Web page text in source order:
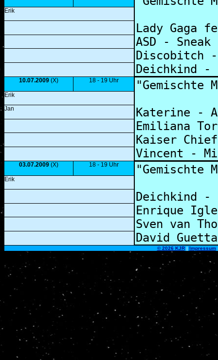
Erik
10.07.2009 (X) 18 - 19 Uhr
Erik
Jan
03.07.2009 (X) 18 - 19 Uhr
Erik
©2026 KJR| Impressum